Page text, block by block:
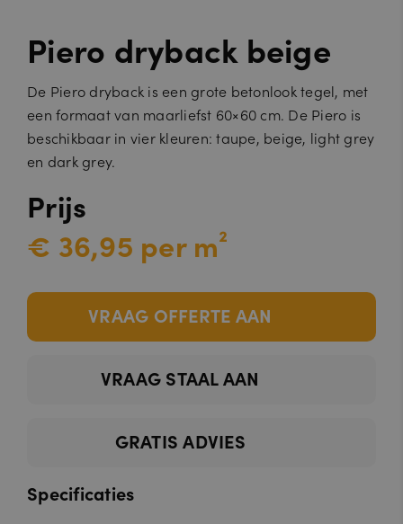
Piero dryback beige
De Piero dryback is een grote betonlook tegel, met
een formaat van maarliefst 60×60 cm. De Piero is
beschikbaar in vier kleuren: taupe, beige, light grey
en dark grey.
Prijs
€ 36,95 per m²
VRAAG OFFERTE AAN
VRAAG STAAL AAN
GRATIS ADVIES
Specificaties